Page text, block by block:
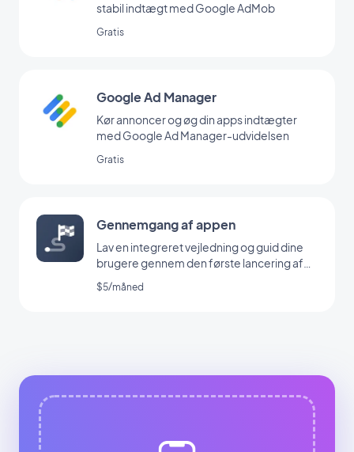
stabil indtægt med Google AdMob
Gratis
Google Ad Manager
Kør annoncer og øg din apps indtægter
med Google Ad Manager-udvidelsen
Gratis
Gennemgang af appen
Lav en integreret vejledning og guid dine
brugere gennem den første lancering af
din app
$5/måned